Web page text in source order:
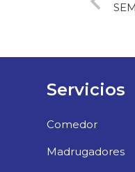
Servicios
Comedor
Madrugadores